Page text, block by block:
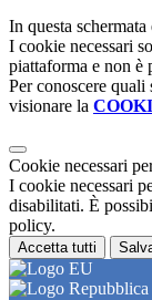
In questa
I cookie necessari
piattaforma e non è
Per conoscere
visionare la
Cookie necessari
I cookie necessari
disabilitati. È
policy.
Accetta tutti